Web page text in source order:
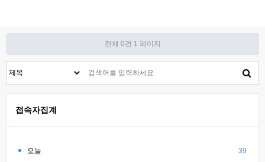
전체 0건 1 페이지
접속자집계
오늘 39